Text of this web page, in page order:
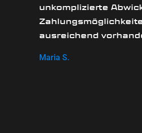
unkomplizierte
ausreichend
Maria S.